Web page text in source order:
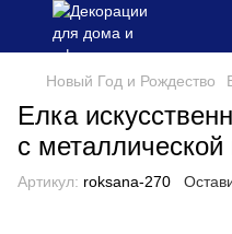
Новый Год и Рождество
Елка
с металлической
Артикул: roksana-270